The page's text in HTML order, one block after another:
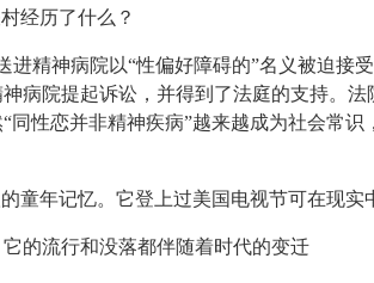
经历了什么？
进精神病院以“性偏好障碍的”名义被迫接
病院提起诉讼，并得到了法庭的支持。
同性恋并非精神疾病”越来越成为社会常
童年记忆。它登上过美国电视节可在现实
的流行和没落都伴随着时代的变迁